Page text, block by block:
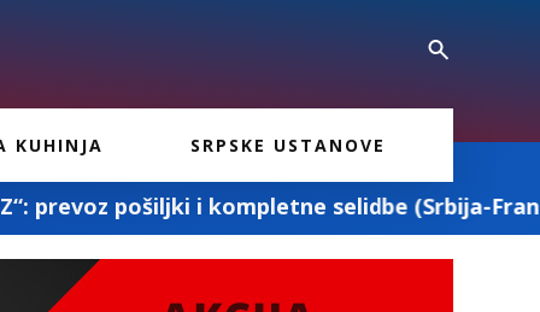
KUHINJA SRPSKE USTANOVE
selidbe (Srbija-Francuska-Srbija)